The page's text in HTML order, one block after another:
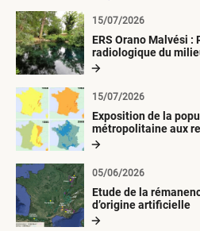
ERS Orano Malvési :
radiologique du
15/07/2026
Exposition de la
métropolitaine aux
radioactives depuis
15/07/2026
Etude de la
d’origine artificielle
05/06/2026